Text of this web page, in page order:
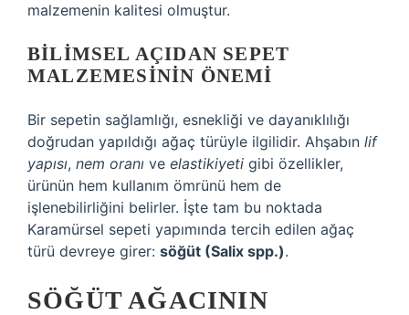
malzemenin kalitesi olmuştur.
BILIMSEL AÇIDAN SEPET
MALZEMESININ ÖNEMI
Bir sepetin sağlamlığı, esnekliği ve dayanıklılığı
doğrudan yapıldığı ağaç türüyle ilgilidir. Ahşabın lif
yapısı, nem oranı ve elastikiyeti gibi özellikler,
ürünün hem kullanım ömrünü hem de
işlenebilirliğini belirler. İşte tam bu noktada
Karamürsel sepeti yapımında tercih edilen ağaç
türü devreye girer: söğüt (Salix spp.).
SÖĞÜT AĞACININ